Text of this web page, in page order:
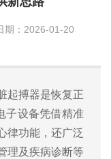
期：2026-01-20
起搏器是恢复正
子设备凭借精准
律功能，还广泛
理及疾病诊断等